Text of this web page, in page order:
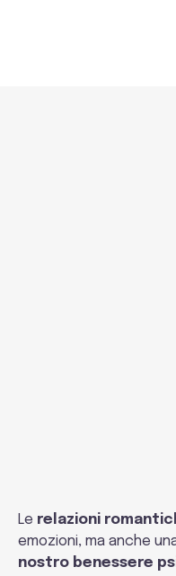
Le relazioni
emozioni, ma anche
nostro benessere